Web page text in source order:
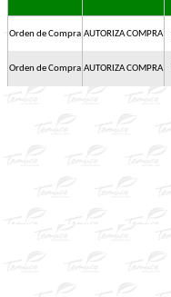
Orden de Compra AUTORIZA COMPRA
Orden de Compra AUTORIZA COMPRA